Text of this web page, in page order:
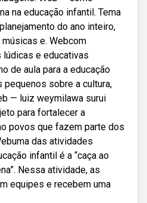
na educação infantil. Tema
do ano inteiro,
e. Webcom
e educativas
de aula para a educação
pequenos sobre a cultura,
— luiz weymilawa surui
para fortalecer a
povos que fazem parte dos
das atividades
infantil é a “caça ao
Nessa atividade, as
equipes e recebem uma